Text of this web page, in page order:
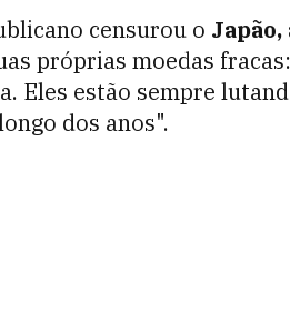
censurou o
próprias moedas
Eles estão sempre
dos anos".